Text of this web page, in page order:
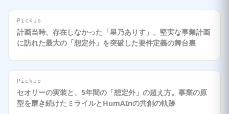
Pickup
計画当時、存在しなかった「星乃ありす」。堅実な事業計画
に訪れた最大の「想定外」を突破した要件定義の舞台裏
Pickup
セオリーの実装と、5年間の「想定外」の超え方。事業の原
型を磨き続けたミライルとHumAInの共創の軌跡